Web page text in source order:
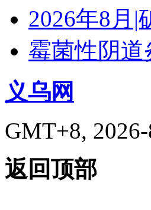
2026年8月|
霉菌性阴
义乌网
GMT+8,
返回顶部